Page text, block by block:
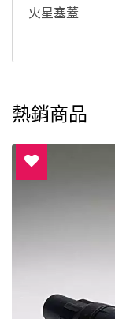
火星塞蓋
熱銷商品